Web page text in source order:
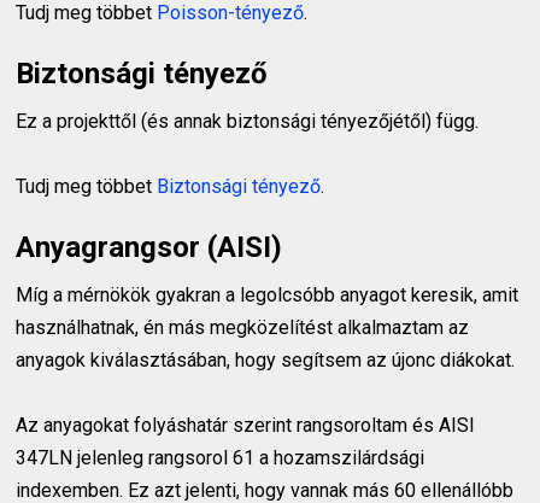
Tudj meg többet Poisson-tényező.
Biztonsági tényező
Ez a projekttől (és annak biztonsági tényezőjétől) függ.
Tudj meg többet Biztonsági tényező.
Anyagrangsor (AISI)
Míg a mérnökök gyakran a legolcsóbb anyagot keresik, amit
használhatnak, én más megközelítést alkalmaztam az
anyagok kiválasztásában, hogy segítsem az újonc diákokat.
Az anyagokat folyáshatár szerint rangsoroltam és AISI
347LN jelenleg rangsorol 61 a hozamszilárdsági
indexemben. Ez azt jelenti, hogy vannak más 60 ellenállóbb